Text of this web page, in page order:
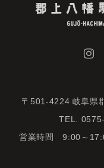
〒501-4224 岐阜県
TEL.
営業時間 9:00～